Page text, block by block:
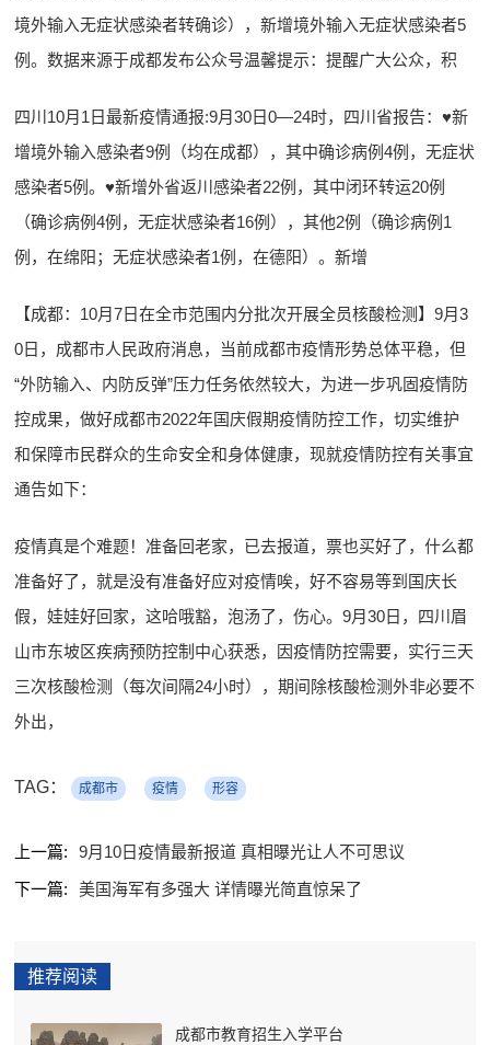
境外输入无症状感染者转确诊），新增境外输入无症状感染者5
例。数据来源于成都发布公众号温馨提示：提醒广大公众，积
四川10月1日最新疫情通报:9月30日0—24时，四川省报告：♥新
增境外输入感染者9例（均在成都），其中确诊病例4例，无症状
感染者5例。♥新增外省返川感染者22例，其中闭环转运20例
（确诊病例4例，无症状感染者16例），其他2例（确诊病例1
例，在绵阳；无症状感染者1例，在德阳）。新增
【成都：10月7日在全市范围内分批次开展全员核酸检测】9月3
0日，成都市人民政府消息，当前成都市疫情形势总体平稳，但
“外防输入、内防反弹”压力任务依然较大，为进一步巩固疫情防
控成果，做好成都市2022年国庆假期疫情防控工作，切实维护
和保障市民群众的生命安全和身体健康，现就疫情防控有关事宜
通告如下：
疫情真是个难题！准备回老家，已去报道，票也买好了，什么都
准备好了，就是没有准备好应对疫情唉，好不容易等到国庆长
假，娃娃好回家，这哈哦豁，泡汤了，伤心。9月30日，四川眉
山市东坡区疾病预防控制中心获悉，因疫情防控需要，实行三天
三次核酸检测（每次间隔24小时），期间除核酸检测外非必要不
外出，
TAG： 成都市 疫情 形容
上一篇:
9月10日疫情最新报道 真相曝光让人不可思议
下一篇:
美国海军有多强大 详情曝光简直惊呆了
推荐阅读
成都市教育招生入学平台